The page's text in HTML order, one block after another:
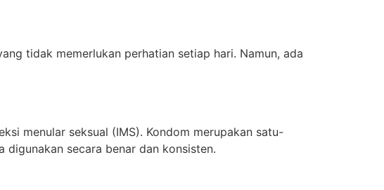
tidak memerlukan perhatian setiap hari. Namun, ada
menular seksual (IMS). Kondom merupakan satu-
secara benar dan konsisten.